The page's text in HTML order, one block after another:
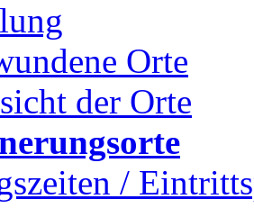
Orte
der Orte
/